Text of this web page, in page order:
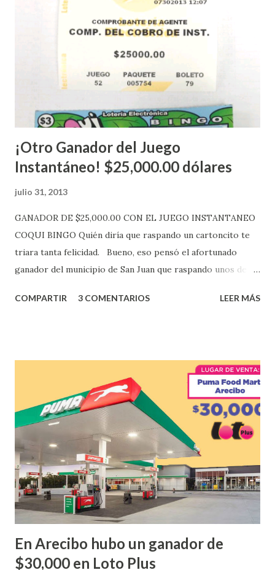
Estados Unidos y los jugadores podrán conocer los
números ganadores del mismo a través de la página
aquellos con jugadas anticipadas de los sorteos locales (
Loto, Revancha, Pega 2, Pega 3 Pega 4 ) se les informará
Mientras, que l...
¡Otro Ganador del Juego
Instantáneo! $25,000.00 dólares
julio 31, 2013
GANADOR DE $25,000.00 CON EL JUEGO INSTANTANEO
COQUI BINGO Quién diría que raspando un cartoncito te
triara tanta felicidad. Bueno, eso pensó el afortunado
ganador del municipio de San Juan que raspando unos de
obtuvo un premio de $25,000,00 dólares. Este es el anuncio
ganador fue vendido en la farmacia Yarimar de la
Urbanización Las Lomas en el Municipio de San Juan
¡Enhorabuena que lo disfrute!
...
COMPARTIR 3 COMENTARIOS LEER MÁS
En Arecibo hubo un ganador de
$30,000 en Loto Plus